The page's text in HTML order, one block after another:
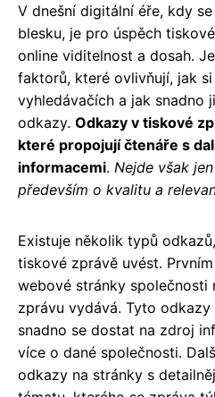
V dnešní digitální éře, kdy
blesku, je pro úspěch
online viditelnost a dosah.
faktorů, které ovlivňují, jak
vyhledávačích a jak snadno
odkazy. Odkazy v tiskové
které propojují čtenáře s
informacemi. Nejde však
především o kvalitu a
Existuje několik typů
tiskové zprávě uvést.
webové stránky společnosti
zprávu vydává. Tyto odkazy
snadno se dostat na zdroj
více o dané společnosti.
odkazy na stránky s